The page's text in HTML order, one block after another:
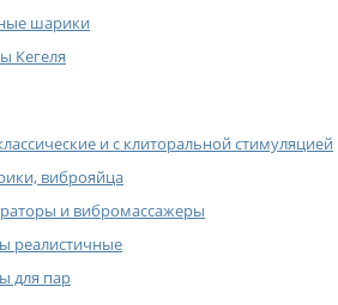
шарики
Кегеля
и с клиторальной стимуляцией
виброяйца
и вибромассажеры
реалистичные
для пар